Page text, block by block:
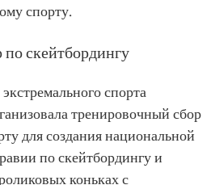
спорту.
скейтбордингу
спорта
тренировочный сбор
для создания национальной
по скейтбордингу и
коньках с